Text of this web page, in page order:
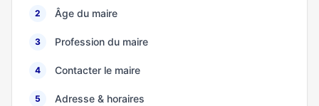
2 Âge du maire
3 Profession du maire
4 Contacter le maire
5 Adresse & horaires